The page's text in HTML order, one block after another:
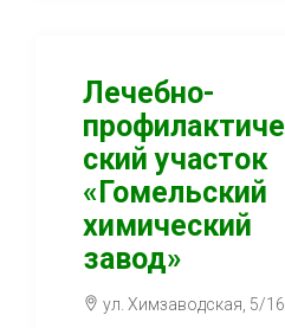
Лечебно-
профилактиче
ский участок
«Гомельский
химический
завод»
ул. Химзаводская, 5/16